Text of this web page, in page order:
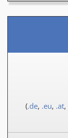
(.de, .eu, .at,